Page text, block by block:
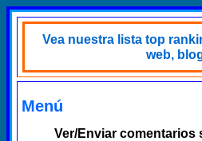
Vea nuestra lista top
web,
Menú
Ver/Enviar comentarios